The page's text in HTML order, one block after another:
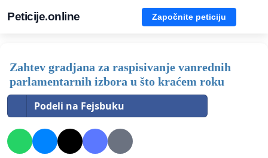
Peticije.online Započnite peticiju
Zahtev gradjana za raspisivanje vanrednih
parlamentarnih izbora u što kraćem roku
Podeli na Fejsbuku